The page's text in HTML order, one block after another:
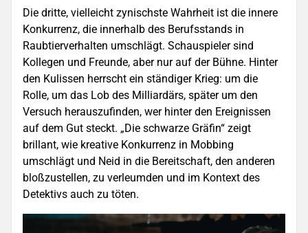
Die dritte, vielleicht zynischste Wahrheit ist die innere
Konkurrenz, die innerhalb des Berufsstands in
Raubtierverhalten umschlägt. Schauspieler sind
Kollegen und Freunde, aber nur auf der Bühne. Hinter
den Kulissen herrscht ein ständiger Krieg: um die
Rolle, um das Lob des Milliardärs, später um den
Versuch herauszufinden, wer hinter den Ereignissen
auf dem Gut steckt. „Die schwarze Gräfin“ zeigt
brillant, wie kreative Konkurrenz in Mobbing
umschlägt und Neid in die Bereitschaft, den anderen
bloßzustellen, zu verleumden und im Kontext des
Detektivs auch zu töten.